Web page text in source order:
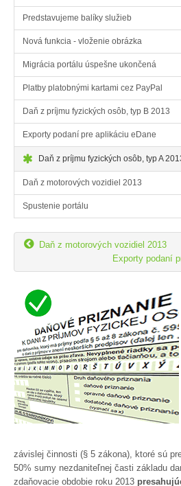
Predstavujeme balíky služieb
Nová funkcia - vloženie obrázka
Migrácia portálu úspešne ukončená
Platby platobnými kartami cez PayPal
Daň z príjmu fyzických osôb, typ B 2013
Exporty podaní pre aplikáciu eDane
Daň z príjmu fyzických osôb, typ A
Daň z motorových vozidiel 2013
Spustenie portálu

Daň z motorových vozidiel 2013
Exporty podaní
závislej činnosti (§ 5 zákona), ktoré sú
50% sumy nezdaniteľnej časti základu
zdaňovacie obdobie roku 2013